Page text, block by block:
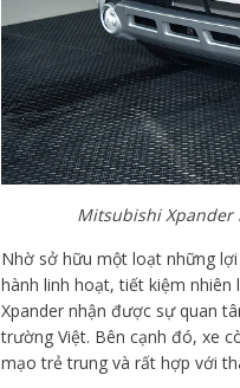
Mitsubishi Xpander
Nhờ sở hữu một loạt những
hành linh hoạt, tiết kiệm
Xpander nhận được sự quan
trường Việt. Bên cạnh đó, xe
mạo trẻ trung và rất hợp với